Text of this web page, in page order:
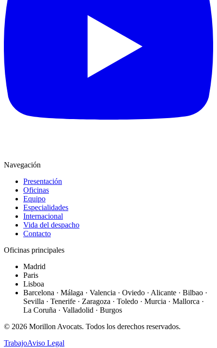
Navegación
Presentación
Oficinas
Equipo
Especialidades
Internacional
Vida del despacho
Contacto
Oficinas principales
Madrid
Paris
Lisboa
Barcelona · Málaga · Valencia · Oviedo · Alicante · Bilbao ·
Sevilla · Tenerife · Zaragoza · Toledo · Murcia · Mallorca ·
La Coruña · Valladolid · Burgos
© 2026 Morillon Avocats. Todos los derechos reservados.
TrabajoAviso Legal